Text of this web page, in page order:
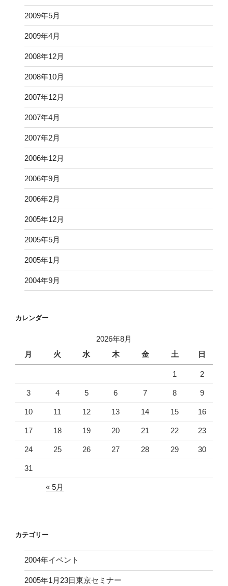
2009年5月
2009年4月
2008年12月
2008年10月
2007年12月
2007年4月
2007年2月
2006年12月
2006年9月
2006年2月
2005年12月
2005年5月
2005年1月
2004年9月
カレンダー
2026年8月
月
火 水 木 金 土 日
1 2
3 4 5 6 7 8 9
10 11 12 13 14 15 16
17 18 19 20 21 22 23
24 25 26 27 28 29 30
31
« 5月
カテゴリー
2004年イベント
2005年1月23日東京セミナー